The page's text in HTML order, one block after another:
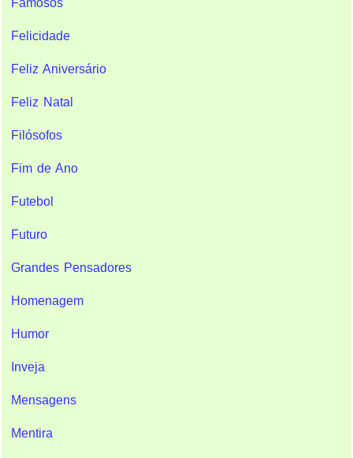
Felicidade
Feliz Aniversário
Feliz Natal
Filósofos
Fim de Ano
Futebol
Futuro
Grandes Pensadores
Homenagem
Humor
Inveja
Mensagens
Mentira